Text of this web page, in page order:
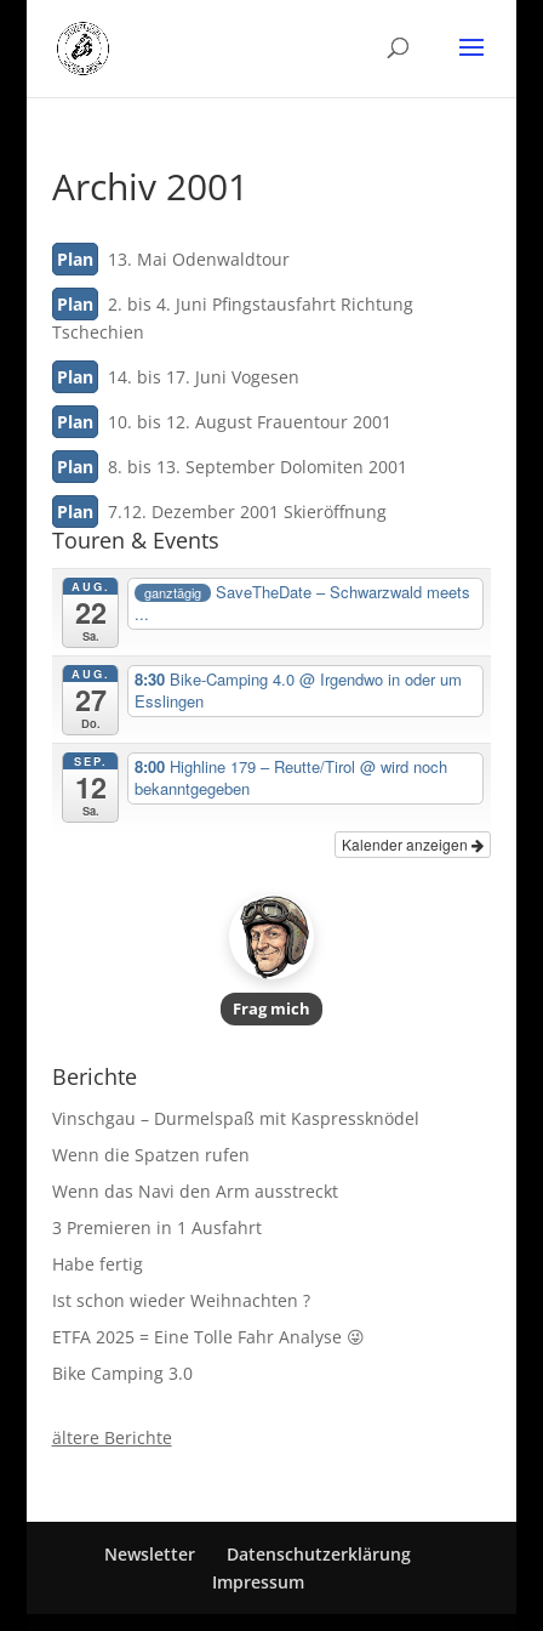
Archiv 2001
Plan
13. Mai Odenwaldtour
Plan
2. bis 4. Juni Pfingstausfahrt Richtung
Tschechien
Plan
14. bis 17. Juni Vogesen
Plan
10. bis 12. August Frauentour 2001
Plan
8. bis 13. September Dolomiten 2001
Plan
7.12. Dezember 2001 Skieröffnung
Touren & Events
AUG.
22
Sa.
ganztägig
SaveTheDate – Schwarzwald meets
...
AUG.
27
Do.
8:30 Bike-Camping 4.0@ Irgendwo in oder um
Esslingen
SEP.
12
Sa.
8:00 Highline 179 – Reutte/Tirol@ wird noch
bekanntgegeben
Kalender anzeigen
Frag mich
Berichte
Vinschgau – Durmelspaß mit Kaspressknödel
Wenn die Spatzen rufen
Wenn das Navi den Arm ausstreckt
3 Premieren in 1 Ausfahrt
Habe fertig
Ist schon wieder Weihnachten ?
ETFA 2025 = Eine Tolle Fahr Analyse 😜
Bike Camping 3.0
ältere Berichte
Newsletter
Datenschutzerklärung
Impressum